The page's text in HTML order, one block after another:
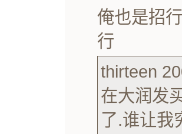
俺也是招
行
thirteen
在大润发
了.谁让我